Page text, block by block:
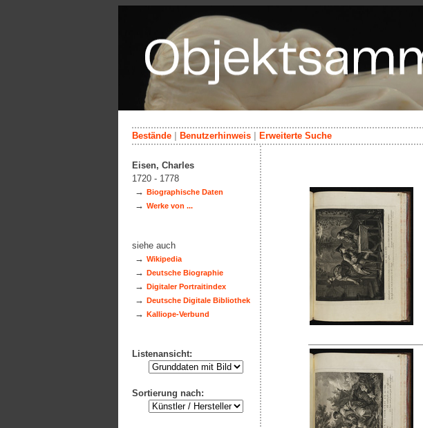
Bestände Benutzerhinweis Erweiterte Suche
Eisen, Charles
1720 - 1778
→ Biographische Daten
→ Werke von ...
siehe auch
→ Wikipedia
→ Deutsche Biographie
→ Digitaler Portraitindex
→ Deutsche Digitale Bibliothek
→ Kalliope-Verbund
Listenansicht:
Sortierung nach: